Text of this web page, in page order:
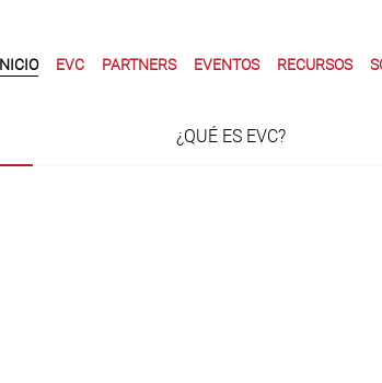
EVC PARTNERS EVENTOS RECURSOS
¿QUÉ ES EVC?